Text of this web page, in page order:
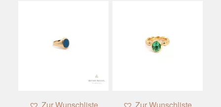
Zur Wunschliste
Zur Wunschliste